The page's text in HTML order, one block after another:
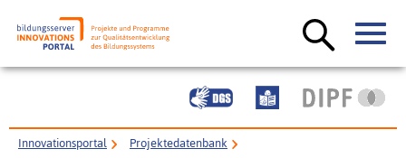
Innovationsportal Projektedatenbank